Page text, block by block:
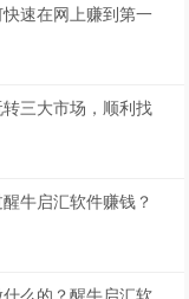
速在网上赚到第一
三大市场，顺利找
牛启汇软件赚钱？